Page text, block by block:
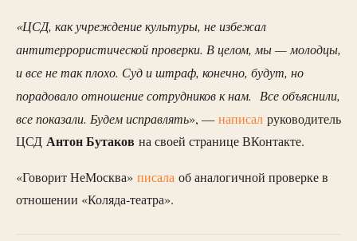
«ЦСД, как учреждение культуры, не избежал
антитеррористической проверки. В целом, мы — молодцы,
и все не так плохо. Суд и штраф, конечно, будут, но
порадовало отношение сотрудников к нам. Все объяснили,
все показали. Будем исправлять», —написал руководитель
ЦСД Антон Бутаков на своей странице ВКонтакте.
«Говорит НеМосква» писала об аналогичной проверке в
отношении «Коляда-театра».